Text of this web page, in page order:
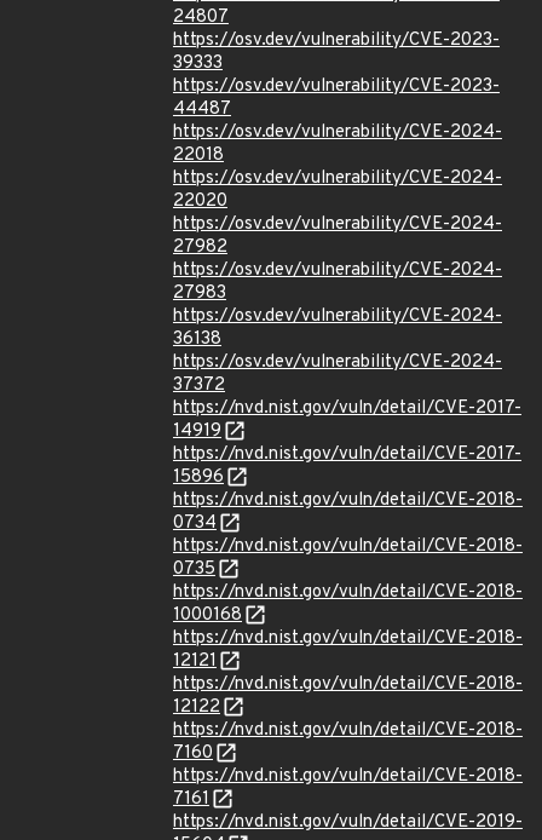
24807
https://osv.dev/vulnerability/CVE-2023-
39333
https://osv.dev/vulnerability/CVE-2023-
44487
https://osv.dev/vulnerability/CVE-2024-
22018
https://osv.dev/vulnerability/CVE-2024-
22020
https://osv.dev/vulnerability/CVE-2024-
27982
https://osv.dev/vulnerability/CVE-2024-
27983
https://osv.dev/vulnerability/CVE-2024-
36138
https://osv.dev/vulnerability/CVE-2024-
37372
https://nvd.nist.gov/vuln/detail/CVE-2017-
14919
https://nvd.nist.gov/vuln/detail/CVE-2017-
15896
https://nvd.nist.gov/vuln/detail/CVE-2018-
0734
https://nvd.nist.gov/vuln/detail/CVE-2018-
0735
https://nvd.nist.gov/vuln/detail/CVE-2018-
1000168
https://nvd.nist.gov/vuln/detail/CVE-2018-
12121
https://nvd.nist.gov/vuln/detail/CVE-2018-
12122
https://nvd.nist.gov/vuln/detail/CVE-2018-
7160
https://nvd.nist.gov/vuln/detail/CVE-2018-
7161
https://nvd.nist.gov/vuln/detail/CVE-2019-